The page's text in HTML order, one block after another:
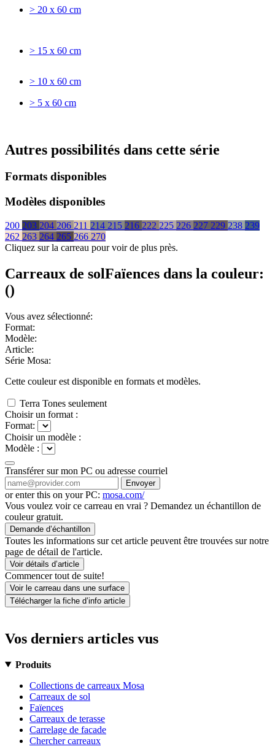
> 20 x 60 cm
> 15 x 60 cm
> 10 x 60 cm
> 5 x 60 cm
Autres possibilités dans cette série
Formats disponibles
Modèles disponibles
200 203 204 206 211 214 215 216 222 225 226 227 229 238 239
262 263 264 265 266 270
Cliquez sur la carreau pour voir de plus près.
Carreaux de solFaïences dans la couleur:
()
Vous avez sélectionné:
Format:
Modèle:
Article:
Série Mosa:
Cette couleur est disponible en formats et modèles.
Terra Tones seulement
Choisir un format :
Format:
Choisir un modèle :
Modèle :
Transférer sur mon PC ou adresse courriel
Envoyer
or enter this on your PC: mosa.com/
Vous voulez voir ce carreau en vrai ? Demandez un échantillon de
couleur gratuit.
Demande d’échantillon
Toutes les informations sur cet article peuvent être trouvées sur notre
page de détail de l'article.
Voir détails d’article
Commencer tout de suite!
Voir le carreau dans une surface
Télécharger la fiche d’info article
Vos derniers articles vus
Produits
Collections de carreaux Mosa
Carreaux de sol
Faïences
Carreaux de terasse
Carrelage de facade
Chercher carreaux